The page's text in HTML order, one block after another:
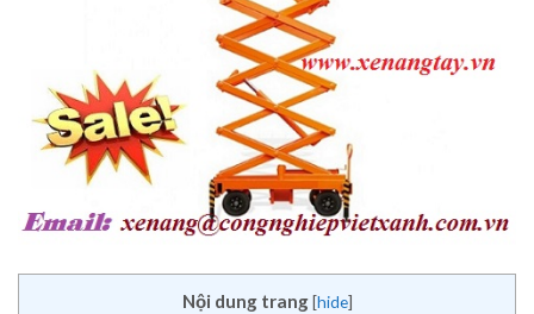
Nội dung trang [hide]